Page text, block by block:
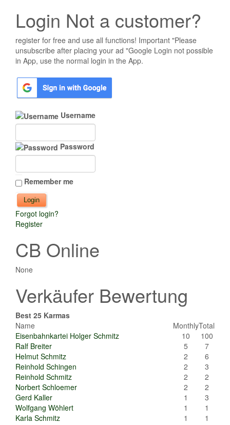
Login Not a customer?
register for free and use all functions! Important "Please
unsubscribe after placing your ad "Google Login not possible
in App, use the normal login in the App.
Username
Password
Remember me
Forgot login?
Register
CB Online
None
Verkäufer Bewertung
Best 25 Karmas
Name
MonthlyTotal
Eisenbahnkartei Holger Schmitz
10
100
Ralf Breiter
5
7
Helmut Schmitz
2
6
Reinhold Schingen
2
3
Reinhold Schmitz
2
2
Norbert Schloemer
2
2
Gerd Kaller
1
3
Wolfgang Wöhlert
1
1
Karla Schmitz
1
1